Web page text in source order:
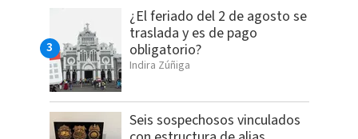
¿El feriado del 2 de agosto se
traslada y es de pago
obligatorio?
Indira Zúñiga
Seis sospechosos vinculados